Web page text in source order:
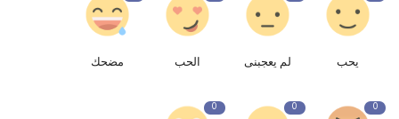
يحب لم يعجبنى الحب مضحك
0
0
0